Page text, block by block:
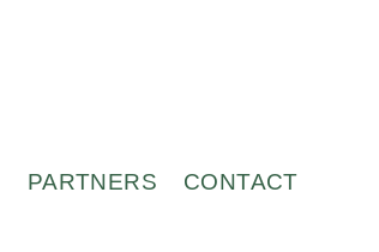
PARTNERS CONTACT